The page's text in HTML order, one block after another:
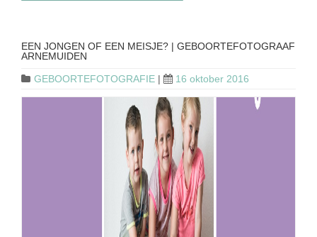
EEN JONGEN OF EEN MEISJE? | GEBOORTEFOTOGRAAF
ARNEMUIDEN
GEBOORTEFOTOGRAFIE | 16 oktober 2016